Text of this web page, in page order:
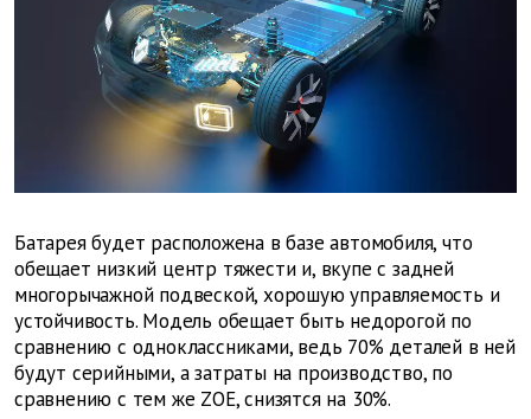
Батарея будет расположена в базе автомобиля, что
обещает низкий центр тяжести и, вкупе с задней
многорычажной подвеской, хорошую управляемость и
устойчивость. Модель обещает быть недорогой по
сравнению с одноклассниками, ведь 70% деталей в ней
будут серийными, а затраты на производство, по
сравнению с тем же ZOE, снизятся на 30%.